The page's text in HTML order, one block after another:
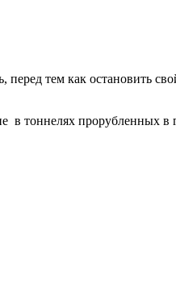
перед тем как остановить
в тоннелях прорубленных в